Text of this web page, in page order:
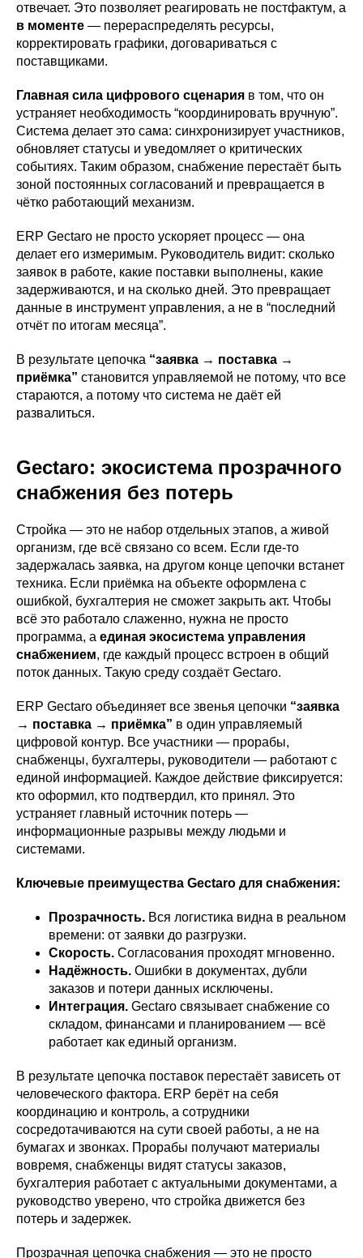
отвечает. Это позволяет реагировать не постфактум, а
в моменте — перераспределять ресурсы,
корректировать графики, договариваться с
поставщиками.
Главная сила цифрового сценария в том, что он
устраняет необходимость “координировать вручную”.
Система делает это сама: синхронизирует участников,
обновляет статусы и уведомляет о критических
событиях. Таким образом, снабжение перестаёт быть
зоной постоянных согласований и превращается в
чётко работающий механизм.
ERP Gectaro не просто ускоряет процесс — она
делает его измеримым. Руководитель видит: сколько
заявок в работе, какие поставки выполнены, какие
задерживаются, и на сколько дней. Это превращает
данные в инструмент управления, а не в “последний
отчёт по итогам месяца”.
В результате цепочка “заявка → поставка →
приёмка” становится управляемой не потому, что все
стараются, а потому что система не даёт ей
развалиться.
Gectaro: экосистема прозрачного
снабжения без потерь
Стройка — это не набор отдельных этапов, а живой
организм, где всё связано со всем. Если где-то
задержалась заявка, на другом конце цепочки встанет
техника. Если приёмка на объекте оформлена с
ошибкой, бухгалтерия не сможет закрыть акт. Чтобы
всё это работало слаженно, нужна не просто
программа, а единая экосистема управления
снабжением, где каждый процесс встроен в общий
поток данных. Такую среду создаёт Gectaro.
ERP Gectaro объединяет все звенья цепочки “заявка
→ поставка → приёмка” в один управляемый
цифровой контур. Все участники — прорабы,
снабженцы, бухгалтеры, руководители — работают с
единой информацией. Каждое действие фиксируется:
кто оформил, кто подтвердил, кто принял. Это
устраняет главный источник потерь —
информационные разрывы между людьми и
системами.
Ключевые преимущества Gectaro для снабжения:
Прозрачность. Вся логистика видна в реальном
времени: от заявки до разгрузки.
Скорость. Согласования проходят мгновенно.
Надёжность. Ошибки в документах, дубли
заказов и потери данных исключены.
Интеграция. Gectaro связывает снабжение со
складом, финансами и планированием — всё
работает как единый организм.
В результате цепочка поставок перестаёт зависеть от
человеческого фактора. ERP берёт на себя
координацию и контроль, а сотрудники
сосредотачиваются на сути своей работы, а не на
бумагах и звонках. Прорабы получают материалы
вовремя, снабженцы видят статусы заказов,
бухгалтерия работает с актуальными документами, а
руководство уверено, что стройка движется без
потерь и задержек.
Прозрачная цепочка снабжения — это не просто